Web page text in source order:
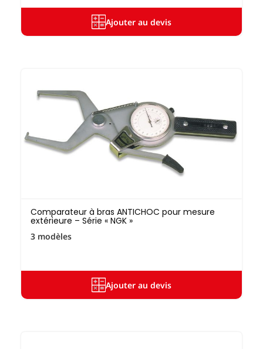
Ajouter au devis
Comparateur à bras ANTICHOC pour mesure
extérieure – Série « NGK »
3 modèles
Ajouter au devis